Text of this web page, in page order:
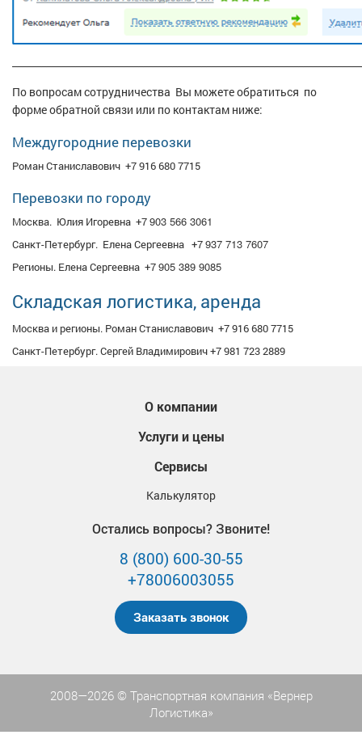
По вопросам сотрудничества Вы можете обратиться по
форме обратной связи или по контактам ниже:
Междугородние перевозки
Роман Станиславович +7 916 680 7715
Перевозки по городу
Москва. Юлия Игоревна +7903 566 3061
Санкт-Петербург. Елена Сергеевна +7937 713 7607
Регионы. Елена Сергеевна +7905 389 9085
Складская логистика, аренда
Москва и регионы. Роман Станиславович +7 916 680 7715
Санкт-Петербург. Сергей Владимирович +7 981 723 2889
О компании
Услуги и цены
Сервисы
Калькулятор
Остались вопросы? Звоните!
8 (800) 600-30-55
+78006003055
Заказать звонок
2008—2026 © Транспортная компания «Вернер
Логистика»